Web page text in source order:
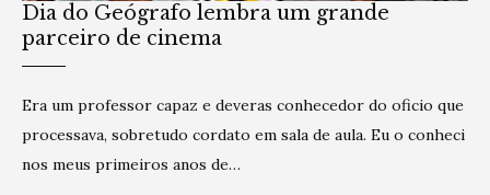
Dia do Geógrafo lembra um grande
parceiro de cinema
Era um professor capaz e deveras conhecedor do oficio que
processava, sobretudo cordato em sala de aula. Eu o conheci
nos meus primeiros anos de…